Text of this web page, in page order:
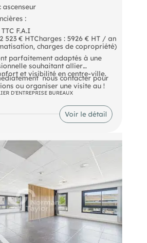
:
F.A.I
523 € HTCharges : 5926 € HT / an
charges de copropriété)
parfaitement adaptés à une
souhaitant allier
et visibilité en centre-ville.
 nous contacter pour
plus d'informations ou organiser une visite au !
D'ENTREPRISE BUREAUX
Voir le détail